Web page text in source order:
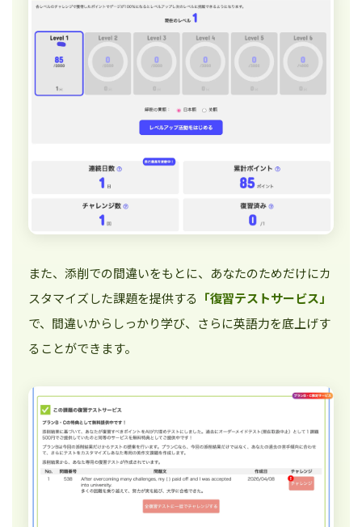
また、添削での間違いをもとに、あなたのためだけにカ
スタマイズした課題を提供する 「復習テストサービス」
で、間違いからしっかり学び、さらに英語力を底上げす
ることができます。